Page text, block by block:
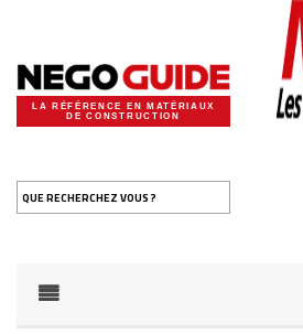
LA RÉFÉRENCE EN MATÉRIAUX
DE CONSTRUCTION
QUE RECHERCHEZ VOUS ?